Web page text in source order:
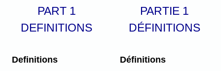
PART 1
DEFINITIONS
PARTIE 1
DÉFINITIONS
Definitions
Définitions